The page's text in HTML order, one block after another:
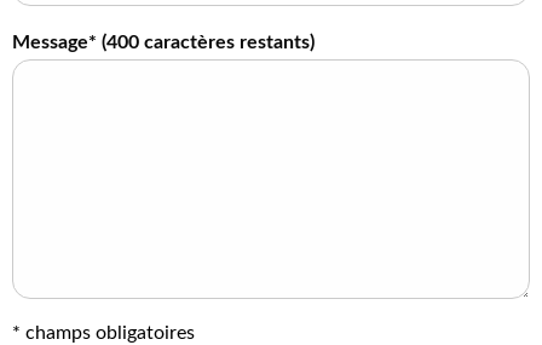
Message* (400 caractères restants)
* champs obligatoires